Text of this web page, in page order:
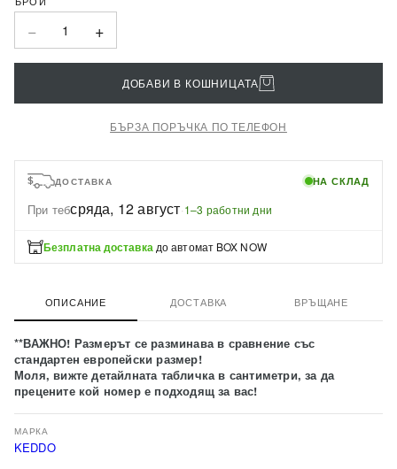
− 1 +
ДОБАВИ В КОШНИЦАТА
БЪРЗА ПОРЪЧКА ПО ТЕЛЕФОН
ДОСТАВКА НА СКЛАД
При тебсряда, 12 август·1–3 работни дни
Безплатна доставка до автомат BOX NOW
ОПИСАНИЕ ДОСТАВКА ВРЪЩАНЕ
**ВАЖНО! Размерът се разминава в сравнение със
стандартен европейски размер!
Моля, вижте детайлната табличка в сантиметри, за да
прецените кой номер е подходящ за вас!
МАРКА
KEDDO